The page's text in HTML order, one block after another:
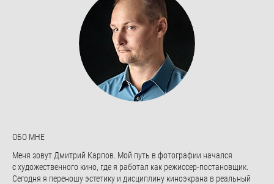
ОБО МНЕ
Меня зовут Дмитрий Карпов. Мой путь в фотографии начался
с художественного кино, где я работал как режиссер-постановщик.
Сегодня я переношу эстетику и дисциплину киноэкрана в реальный